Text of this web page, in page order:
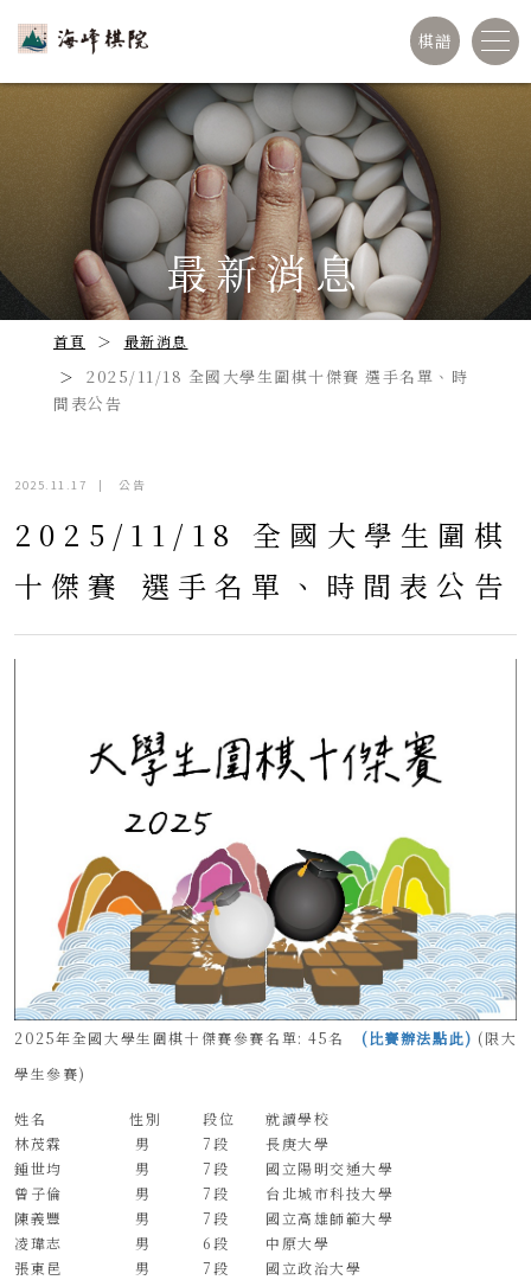
棋譜
最新消息
首頁 最新消息
2025/11/18 全國大學生圍棋十傑賽 選手名單、時
間表公告
2025.11.17 | 公告
2025/11/18 全國大學生圍棋
十傑賽 選手名單、時間表公告
2025年全國大學生圍棋十傑賽參賽名單: 45名 (比賽辦法點此) (限大
學生參賽)
姓名 性別 段位
就讀學校
林茂霖
男 7段
長庚大學
鍾世均
男 7段
國立陽明交通大學
曾子倫
男 7段
台北城市科技大學
陳義豐
男 7段
國立高雄師範大學
凌瑋志
男 6段
中原大學
張東邑
男 7段
國立政治大學